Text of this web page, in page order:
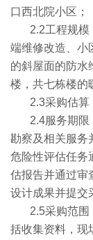
口西北院小区；
2.2工程规模
端维修改造、小
的斜屋面的防水
楼，共七栋楼的
2.3采购估算
2.4服务期
勘察及相关服务
危险性评估任务
估报告并通过审
设计成果并提交
2.5采购范围
括收集资料，现